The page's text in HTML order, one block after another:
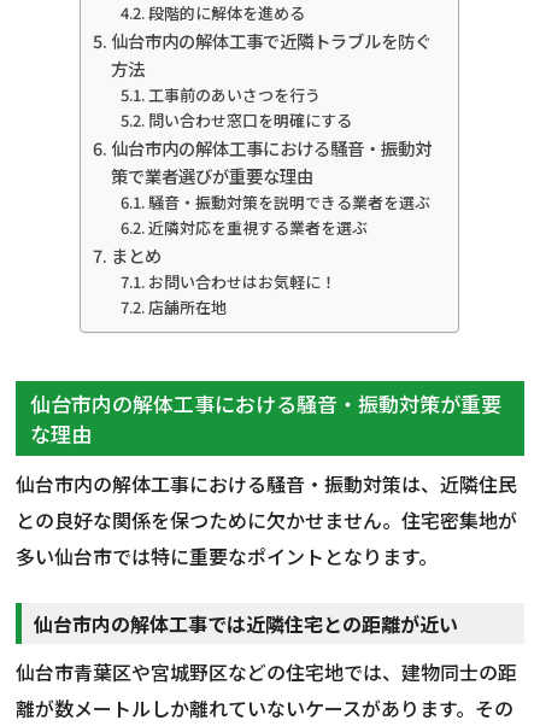
段階的に解体を進める
仙台市内の解体工事で近隣トラブルを防ぐ
方法
工事前のあいさつを行う
問い合わせ窓口を明確にする
仙台市内の解体工事における騒音・振動対
策で業者選びが重要な理由
騒音・振動対策を説明できる業者を選ぶ
近隣対応を重視する業者を選ぶ
まとめ
お問い合わせはお気軽に！
店舗所在地
仙台市内の解体工事における騒音・振動対策が重要
な理由
仙台市内の解体工事における騒音・振動対策は、近隣住民
との良好な関係を保つために欠かせません。住宅密集地が
多い仙台市では特に重要なポイントとなります。
仙台市内の解体工事では近隣住宅との距離が近い
仙台市青葉区や宮城野区などの住宅地では、建物同士の距
離が数メートルしか離れていないケースがあります。その